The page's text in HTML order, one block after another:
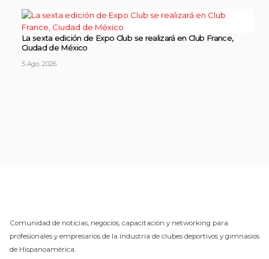
La sexta edición de Expo Club se realizará en Club France,
Ciudad de México
5 Ago, 2026
Comunidad de noticias, negocios, capacitación y networking para
profesionales y empresarios de la industria de clubes deportivos y gimnasios
de Hispanoamérica.